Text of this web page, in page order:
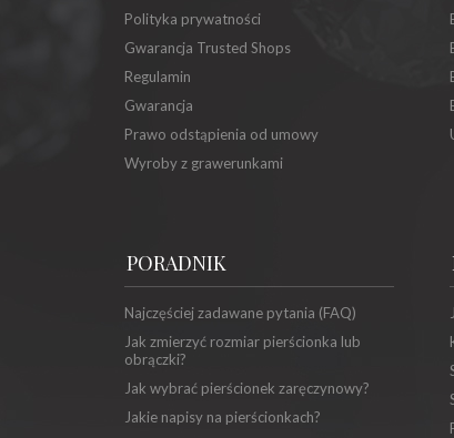
Polityka prywatności
Gwarancja Trusted Shops
Regulamin
Gwarancja
Prawo odstąpienia od umowy
Wyroby z grawerunkami
PORADNIK
Najczęściej zadawane pytania (FAQ)
Jak zmierzyć rozmiar pierścionka lub
obrączki?
Jak wybrać pierścionek zaręczynowy?
Jakie napisy na pierścionkach?